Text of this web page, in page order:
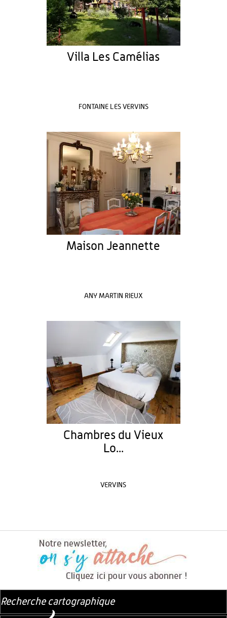
Villa Les Camélias
FONTAINE LES VERVINS
Maison Jeannette
ANY MARTIN RIEUX
Chambres du Vieux
Lo...
VERVINS
Recherche cartographique